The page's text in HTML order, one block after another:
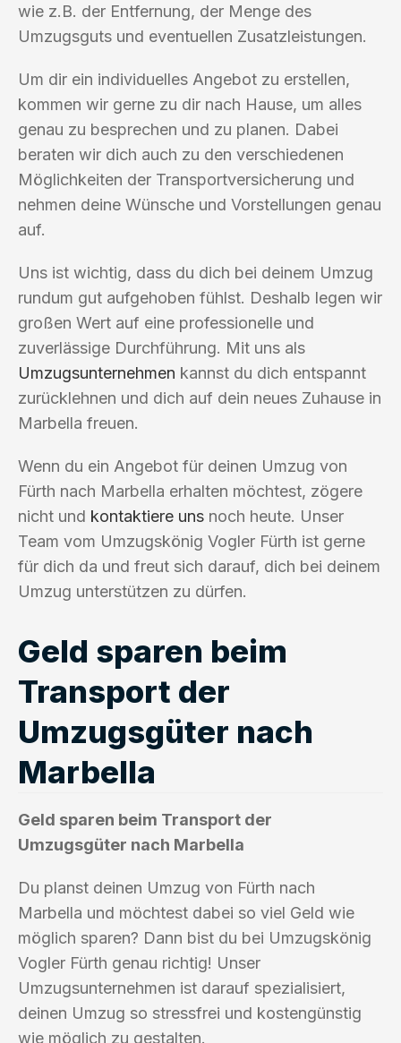
wie z.B. der Entfernung, der Menge des
Umzugsguts und eventuellen Zusatzleistungen.
Um dir ein individuelles Angebot zu erstellen,
kommen wir gerne zu dir nach Hause, um alles
genau zu besprechen und zu planen. Dabei
beraten wir dich auch zu den verschiedenen
Möglichkeiten der Transportversicherung und
nehmen deine Wünsche und Vorstellungen genau
auf.
Uns ist wichtig, dass du dich bei deinem Umzug
rundum gut aufgehoben fühlst. Deshalb legen wir
großen Wert auf eine professionelle und
zuverlässige Durchführung. Mit uns als
Umzugsunternehmen kannst du dich entspannt
zurücklehnen und dich auf dein neues Zuhause in
Marbella freuen.
Wenn du ein Angebot für deinen Umzug von
Fürth nach Marbella erhalten möchtest, zögere
nicht und kontaktiere uns noch heute. Unser
Team vom Umzugskönig Vogler Fürth ist gerne
für dich da und freut sich darauf, dich bei deinem
Umzug unterstützen zu dürfen.
Geld sparen beim
Transport der
Umzugsgüter nach
Marbella
Geld sparen beim Transport der
Umzugsgüter nach Marbella
Du planst deinen Umzug von Fürth nach
Marbella und möchtest dabei so viel Geld wie
möglich sparen? Dann bist du bei Umzugskönig
Vogler Fürth genau richtig! Unser
Umzugsunternehmen ist darauf spezialisiert,
deinen Umzug so stressfrei und kostengünstig
wie möglich zu gestalten.